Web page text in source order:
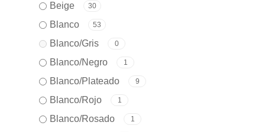
Beige 30
Blanco 53
Blanco/Gris 0
Blanco/Negro 1
Blanco/Plateado 9
Blanco/Rojo 1
Blanco/Rosado 1